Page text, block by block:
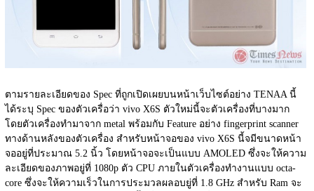
ตามรายละเอียดของ Spec ที่ถูกเปิดเผยบนหน้าเว็บไซต์อย่าง TENAA นี้
ได้ระบุ Spec ของตัวเครื่อว่า vivo X6S ตัวใหม่นี้จะตัวเครื่องที่บางมาก
โดยตัวเครื่องทำมาจาก metal พร้อมกับ Feature อย่าง fingerprint scanner
ทางด้านหลังของตัวเครื่อง สำหรับหน้าจอของ vivo X6S นี้จมีขนาดหน้า
จออยู่ที่ประมาณ 5.2 นิ้ว โดยหน้าจอจะเป็นแบบ AMOLED ซึ่งจะให้ความ
ละเอียดของภาพอยู่ที่ 1080p ตัว CPU ภายในตัวเครื่องทำงานแบบ octa-
core ซึ่งจะให้ความเร็วในการประมวลผลอบยู่ที่ 1.8 GHz สำหรับ Ram จะ